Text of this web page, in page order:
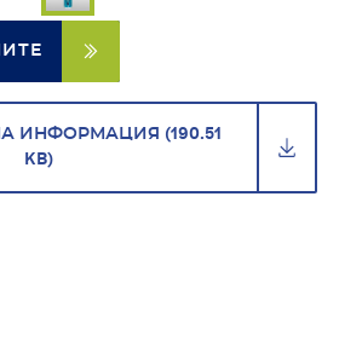
ИНФОРМАЦИЯ (190.51
KB)